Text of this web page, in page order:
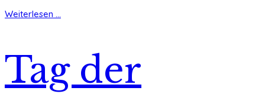
Weiterlesen ...
Tag der